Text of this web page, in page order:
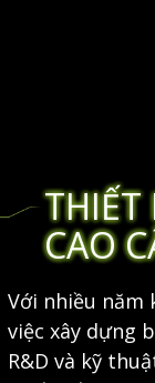
THIẾT
CAO
Với nhiều năm
việc xây dựng
R&D và kỹ